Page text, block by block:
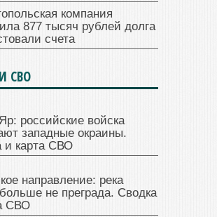
компания
877 тысяч рублей долга
счета
СВО
российские войска
западные окраины.
и карта СВО
направление: река
не преграда. Сводка
СВО